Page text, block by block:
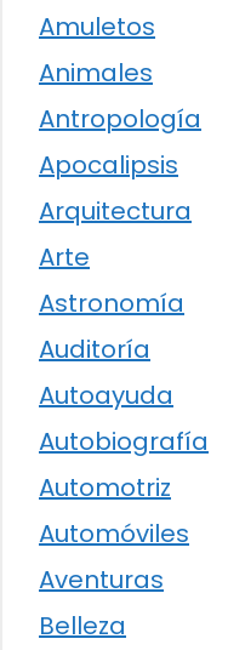
Amuletos
Animales
Antropología
Apocalipsis
Arquitectura
Arte
Astronomía
Auditoría
Autoayuda
Autobiografía
Automotriz
Automóviles
Aventuras
Belleza